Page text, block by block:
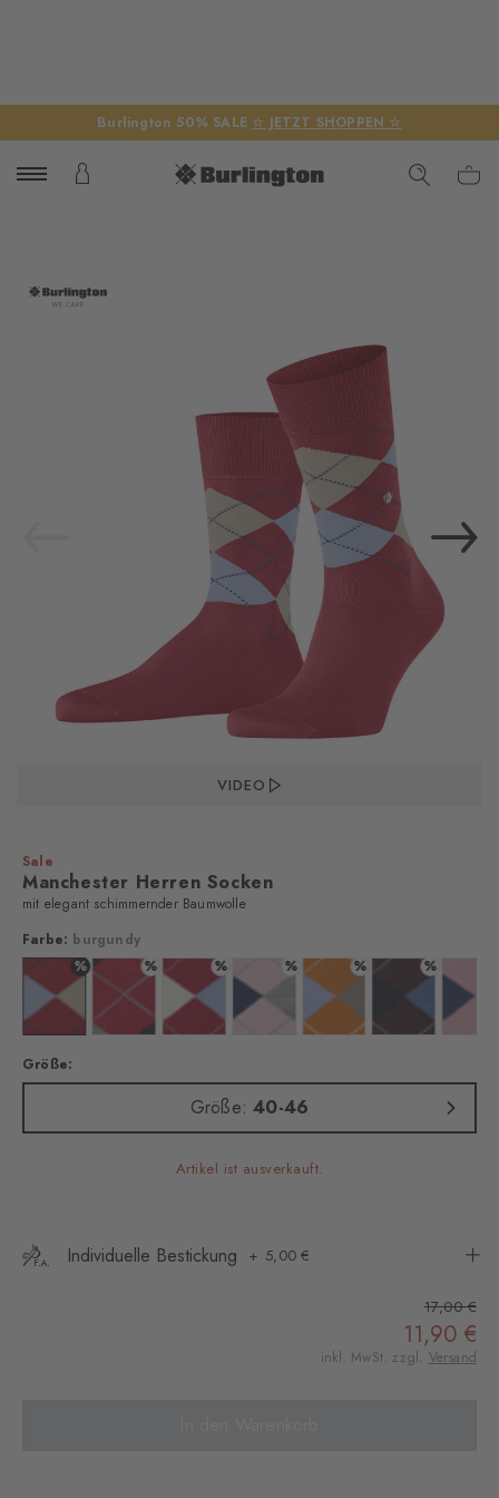
Burlington 50% SALE ☆ JETZT SHOPPEN ☆
VIDEO
Sale
Manchester Herren Socken
mit elegant schimmernder Baumwolle
Farbe: burgundy
green
orange
%
Farbe: burgundy
%
Farbe: passion
%
Farbe: tropicana
%
Farbe: blossom
%
Farbe: sunset
%
Farbe:
Größe:
Größe:40-46
Artikel ist ausverkauft.
Individuelle Bestickung 5,00 €
17,00 €
11,90 €
inkl. MwSt. zzgl. Versand